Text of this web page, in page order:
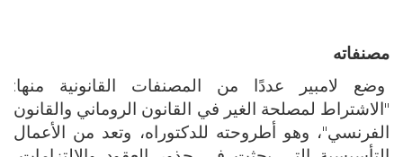
مصنفاته
وضع لامبير عددًا من المصنفات القانونية منها:
"الاشتراط لمصلحة الغير في القانون الروماني والقانون
الفرنسي"، وهو أطروحته للدكتوراه، وتعد من الأعمال